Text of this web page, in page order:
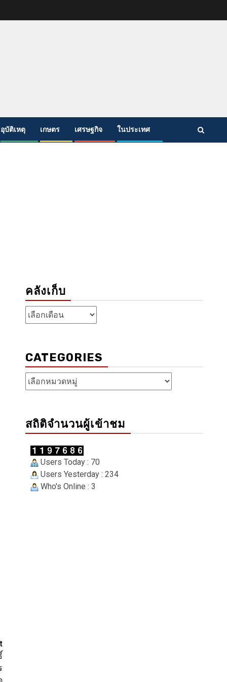
อุบัติเหตุ เกษตร เศรษฐกิจ ในประเทศ
คลังเก็บ
คลัง
เก็บ
CATEGORIES
Categories
สถิติจำนวนผู้เข้าชม
Users Today : 70
Users Yesterday : 234
Who's Online : 3